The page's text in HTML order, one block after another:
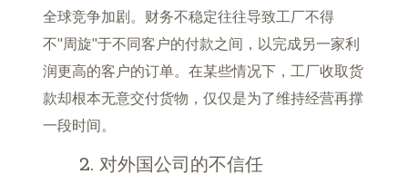
全球竞争加剧。财务不稳定往往导致工厂不得
不"周旋"于不同客户的付款之间，以完成另一家利
润更高的客户的订单。在某些情况下，工厂收取货
款却根本无意交付货物，仅仅是为了维持经营再撑
一段时间。
2. 对外国公司的不信任